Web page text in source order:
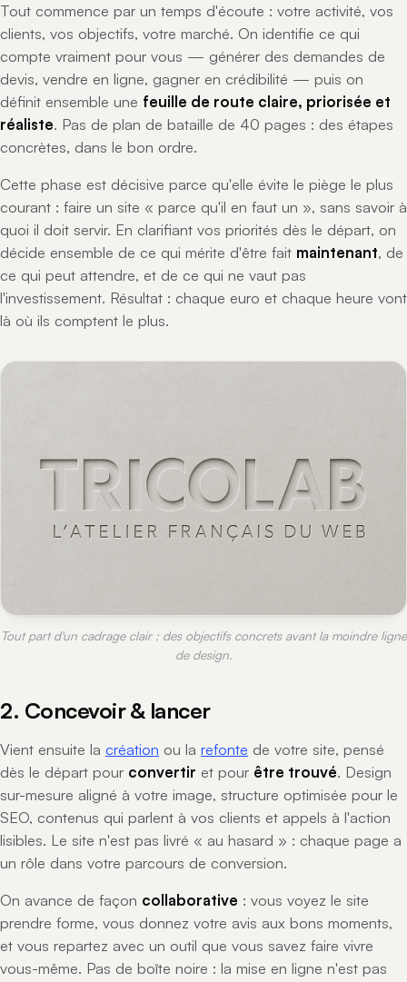
Tout commence par un temps d'écoute : votre activité, vos
clients, vos objectifs, votre marché. On identifie ce qui
compte vraiment pour vous — générer des demandes de
devis, vendre en ligne, gagner en crédibilité — puis on
définit ensemble une feuille de route claire, priorisée et
réaliste. Pas de plan de bataille de 40 pages : des étapes
concrètes, dans le bon ordre.
Cette phase est décisive parce qu'elle évite le piège le plus
courant : faire un site « parce qu'il en faut un », sans savoir à
quoi il doit servir. En clarifiant vos priorités dès le départ, on
décide ensemble de ce qui mérite d'être fait maintenant, de
ce qui peut attendre, et de ce qui ne vaut pas
l'investissement. Résultat : chaque euro et chaque heure vont
là où ils comptent le plus.
Tout part d'un cadrage clair : des objectifs concrets avant la moindre ligne
de design.
2. Concevoir & lancer
Vient ensuite la création ou la refonte de votre site, pensé
dès le départ pour convertir et pour être trouvé. Design
sur-mesure aligné à votre image, structure optimisée pour le
SEO, contenus qui parlent à vos clients et appels à l'action
lisibles. Le site n'est pas livré « au hasard » : chaque page a
un rôle dans votre parcours de conversion.
On avance de façon collaborative : vous voyez le site
prendre forme, vous donnez votre avis aux bons moments,
et vous repartez avec un outil que vous savez faire vivre
vous-même. Pas de boîte noire : la mise en ligne n'est pas